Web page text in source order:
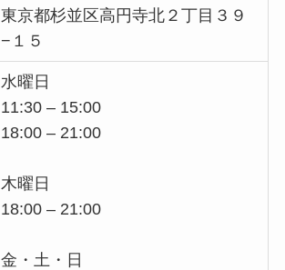
東京都杉並区高円寺北２丁目３９
−１５
水曜日
11:30 – 15:00
18:00 – 21:00
木曜日
18:00 – 21:00
金・土・日